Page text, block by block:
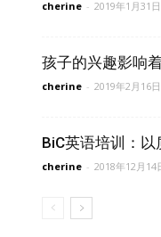
cherine - 2019年1月31日
孩子的兴趣影响
cherine - 2019年2月16日
BiC英语培训：以
cherine - 2018年12月14